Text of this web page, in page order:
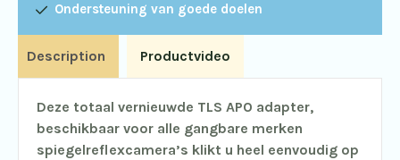
Ondersteuning van goede doelen
Description Productvideo
Deze totaal vernieuwde TLS APO adapter,
beschikbaar voor alle gangbare merken
spiegelreflexcamera’s klikt u heel eenvoudig op